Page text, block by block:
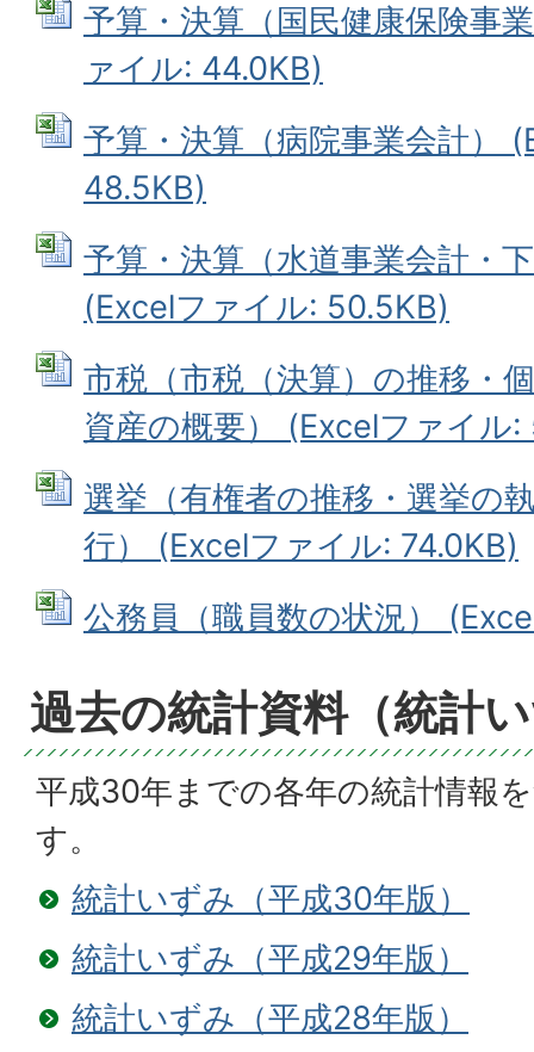
予算・決算（国民健康保険事
ァイル: 44.0KB)
予算・決算（病院事業会計）
48.5KB)
予算・決算（水道事業会計・
(Excelファイル: 50.5KB)
市税（市税（決算）の推移・
資産の概要） (Excelファイル:
選挙（有権者の推移・選挙の
行） (Excelファイル: 74.0KB)
公務員（職員数の状況）
過去の統計資料（統計
平成30年までの各年の統計情報
す。
統計いずみ（平成30年版）
統計いずみ（平成29年版）
統計いずみ（平成28年版）